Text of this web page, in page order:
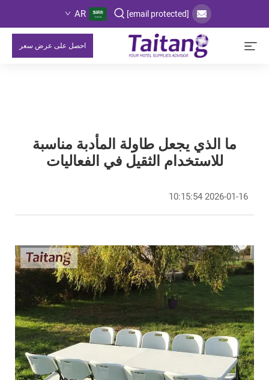
[email protected]
AR
احصل على عرض سعر
ما الذي يجعل طاولة المأدبة مناسبة
للاستخدام الثقيل في الفعاليات
2026-01-16 10:15:54